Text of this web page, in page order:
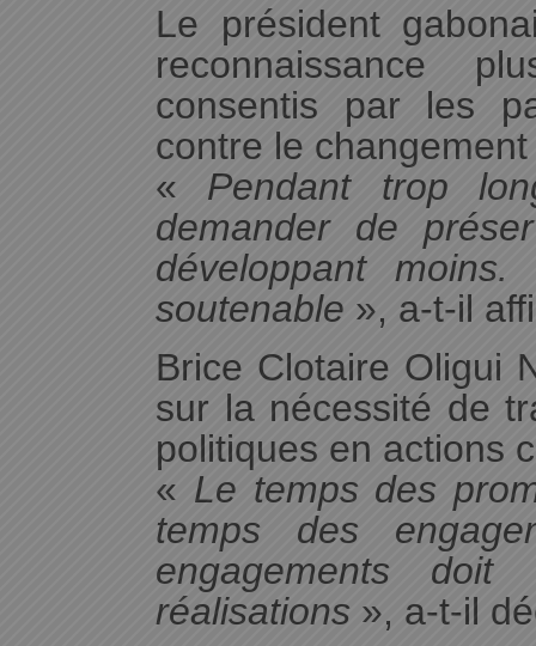
Le président
reconnaissance
consentis par les
contre le
« Pendant trop
demander de
développant
soutenable », a-t-il
Brice Clotaire Oligui
sur la nécessité de
politiques en actions
« Le temps des
temps des
engagements
réalisations », a-t-il